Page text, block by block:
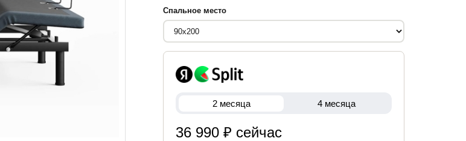
Спальное место
2 месяца 4 месяца
36 990 ₽ сейчас